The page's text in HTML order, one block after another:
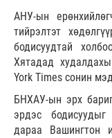
АНУ-ын
тийрэлтэт
бодисуудтай
Хятадад
York Times сонин
БНХАУ-ын эрх
эрдэс бодисуудыг
дараа Вашингтон